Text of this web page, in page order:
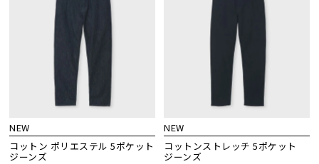
NEW
コットン ポリエステル 5ポケット
ジーンズ
NEW
コットンストレッチ 5ポケット
ジーンズ